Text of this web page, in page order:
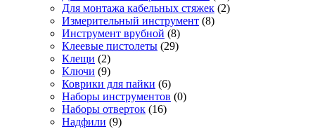
Для монтажа кабельных стяжек (2)
Измерительный инструмент (8)
Инструмент врубной (8)
Клеевые пистолеты (29)
Клещи (2)
Ключи (9)
Коврики для пайки (6)
Наборы инструментов (0)
Наборы отверток (16)
Надфили (9)